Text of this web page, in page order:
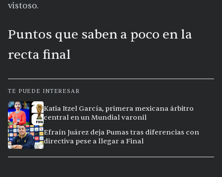
vistoso.
Puntos que saben a poco en la
recta final
TE PUEDE INTERESAR
Katia Itzel García, primera mexicana árbitro
central en un Mundial varonil
Efraín Juárez deja Pumas tras diferencias con
directiva pese a llegar a Final